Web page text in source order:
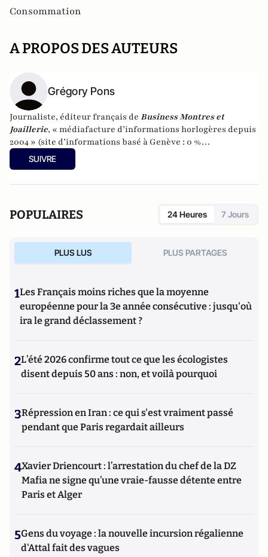
Consommation
A PROPOS DES AUTEURS
Grégory Pons
Journaliste, éditeur français de Business Montres et
Joaillerie, « médiafacture d’informations horlogères depuis
2004 » (site d’informations basé à Genève : 0 %
publicité-100 % liberté), spécialiste du marketing horloger
et de l’analyse des marchés de la montre.
SUIVRE
POPULAIRES 24 Heures 7 Jours
PLUS LUS PLUS PARTAGES
1Les Français moins riches que la moyenne
européenne pour la 3e année consécutive : jusqu'où
ira le grand déclassement ?
2L’été 2026 confirme tout ce que les écologistes
disent depuis 50 ans : non, et voilà pourquoi
3Répression en Iran : ce qui s'est vraiment passé
pendant que Paris regardait ailleurs
4Xavier Driencourt : l’arrestation du chef de la DZ
Mafia ne signe qu’une vraie-fausse détente entre
Paris et Alger
5Gens du voyage : la nouvelle incursion régalienne
d'Attal fait des vagues